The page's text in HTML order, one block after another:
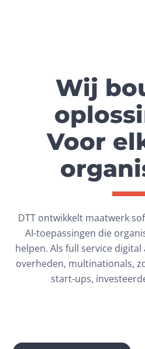
Wij
Voor
DTT ontwikkelt maatwerk
AI-toepassingen die
helpen. Als full service
overheden, multinationals,
start-ups,